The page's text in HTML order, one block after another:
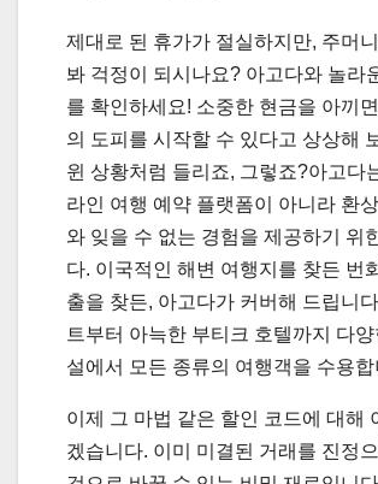
제대로 된 휴가가 절실하지만, 주머
봐 걱정이 되시나요? 아고다와 놀라
를 확인하세요! 소중한 현금을 아끼
의 도피를 시작할 수 있다고 상상해
윈 상황처럼 들리죠, 그렇죠?아고다
라인 여행 예약 플랫폼이 아니라 환
와 잊을 수 없는 경험을 제공하기 위
다. 이국적인 해변 여행지를 찾든 번
출을 찾든, 아고다가 커버해 드립니
트부터 아늑한 부티크 호텔까지 다양
설에서 모든 종류의 여행객을 수용합
이제 그 마법 같은 할인 코드에 대해
겠습니다. 이미 미결된 거래를 진정